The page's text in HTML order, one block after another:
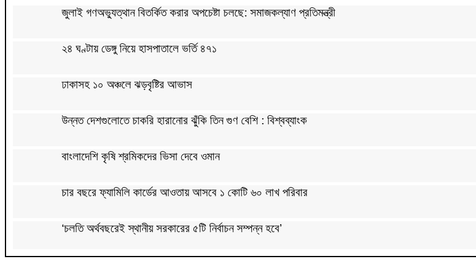
জুলাই গণঅভ্যুত্থান বিতর্কিত করার অপচেষ্টা চলছে: সমাজকল্যাণ প্রতিমন্ত্রী
২৪ ঘণ্টায় ডেঙ্গু নিয়ে হাসপাতালে ভর্তি ৪৭১
ঢাকাসহ ১০ অঞ্চলে ঝড়বৃষ্টির আভাস
উন্নত দেশগুলোতে চাকরি হারানোর ঝুঁকি তিন গুণ বেশি : বিশ্বব্যাংক
বাংলাদেশি কৃষি শ্রমিকদের ভিসা দেবে ওমান
চার বছরে ফ্যামিলি কার্ডের আওতায় আসবে ১ কোটি ৬০ লাখ পরিবার
‘চলতি অর্থবছরেই স্থানীয় সরকারের ৫টি নির্বাচন সম্পন্ন হবে’